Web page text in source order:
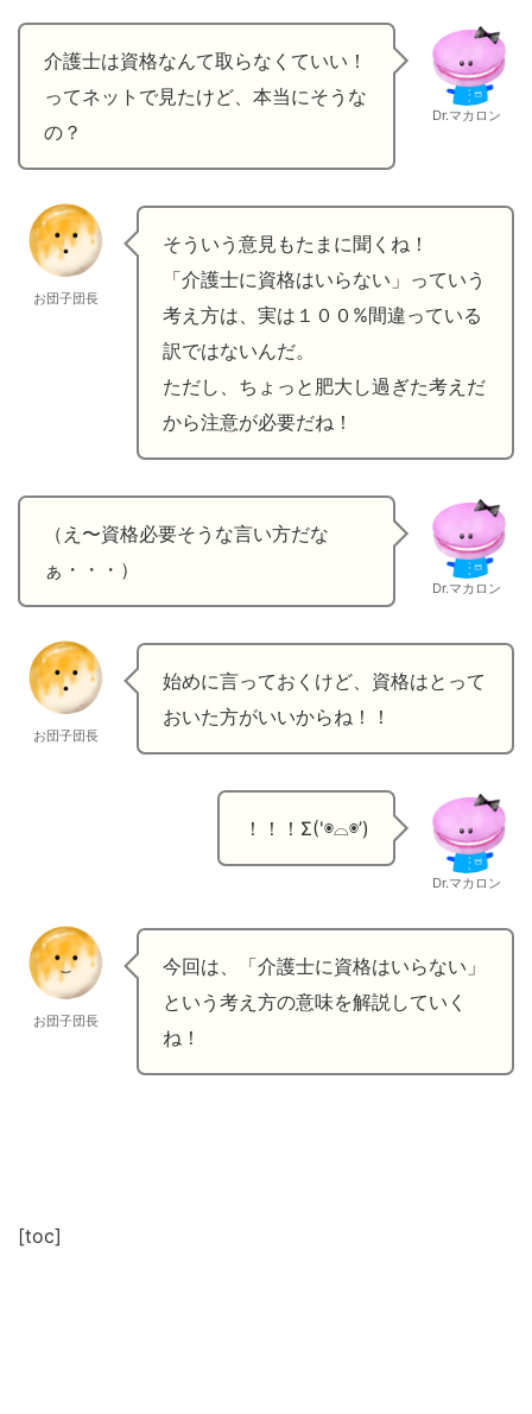
介護士は資格なんて取らなくていい！
ってネットで見たけど、本当にそうな
の？
Dr.マカロン
お団子団長
そういう意見もたまに聞くね！
「介護士に資格はいらない」っていう
考え方は、実は１００%間違っている
訳ではないんだ。
ただし、ちょっと肥大し過ぎた考えだ
から注意が必要だね！
（え〜資格必要そうな言い方だな
ぁ・・・）
Dr.マカロン
お団子団長
始めに言っておくけど、資格はとって
おいた方がいいからね！！
！！！Σ('◉⌓◉’)
Dr.マカロン
お団子団長
今回は、「介護士に資格はいらない」
という考え方の意味を解説していく
ね！
[toc]